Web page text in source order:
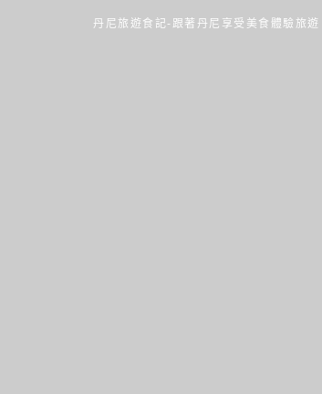
丹尼旅遊食記-跟著丹尼享受美食體驗旅遊